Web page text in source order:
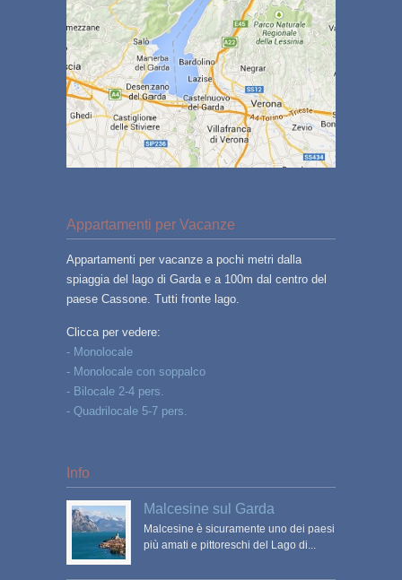
Appartamenti per Vacanze
Appartamenti per vacanze a pochi metri dalla
spiaggia del lago di Garda e a 100m dal centro del
paese Cassone. Tutti fronte lago.
Clicca per vedere:
- Monolocale
- Monolocale con soppalco
- Bilocale 2-4 pers.
- Quadrilocale 5-7 pers.
Info
Malcesine sul Garda
Malcesine è sicuramente uno dei paesi
più amati e pittoreschi del Lago di...